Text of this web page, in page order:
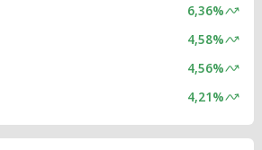
6,36%
4,58%
4,56%
4,21%